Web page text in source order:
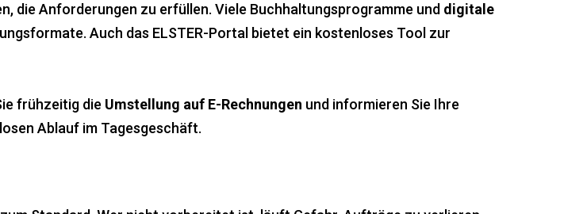
die Anforderungen zu erfüllen. Viele Buchhaltungsprogramme und digitale
Auch das ELSTER-Portal bietet ein kostenloses Tool zur
frühzeitig die Umstellung auf E-Rechnungen und informieren Sie Ihre
Ablauf im Tagesgeschäft.